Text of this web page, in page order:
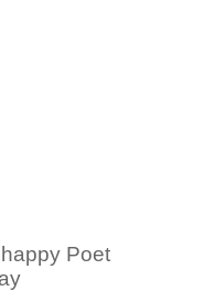
Poet